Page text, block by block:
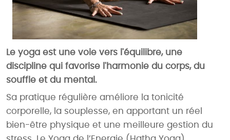
Le yoga est une voie vers l'équilibre, une
discipline qui favorise l'harmonie du corps, du
souffle et du mental.
Sa pratique régulière améliore la tonicité
corporelle, la souplesse, en apportant un réel
bien-être physique et une meilleure gestion du